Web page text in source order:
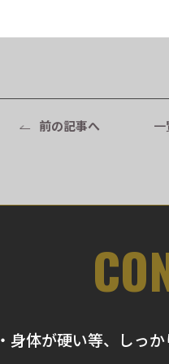
前の記事へ
身体が硬い等、しっ